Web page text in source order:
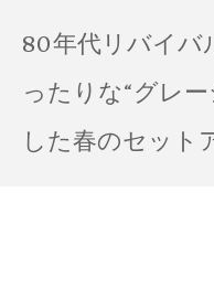
80年代リバイバ
ったりな“グレ
した春のセット